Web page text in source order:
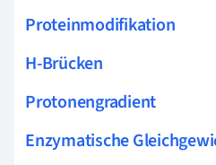
Proteinmodifikation
H-Brücken
Protonengradient
Enzymatische